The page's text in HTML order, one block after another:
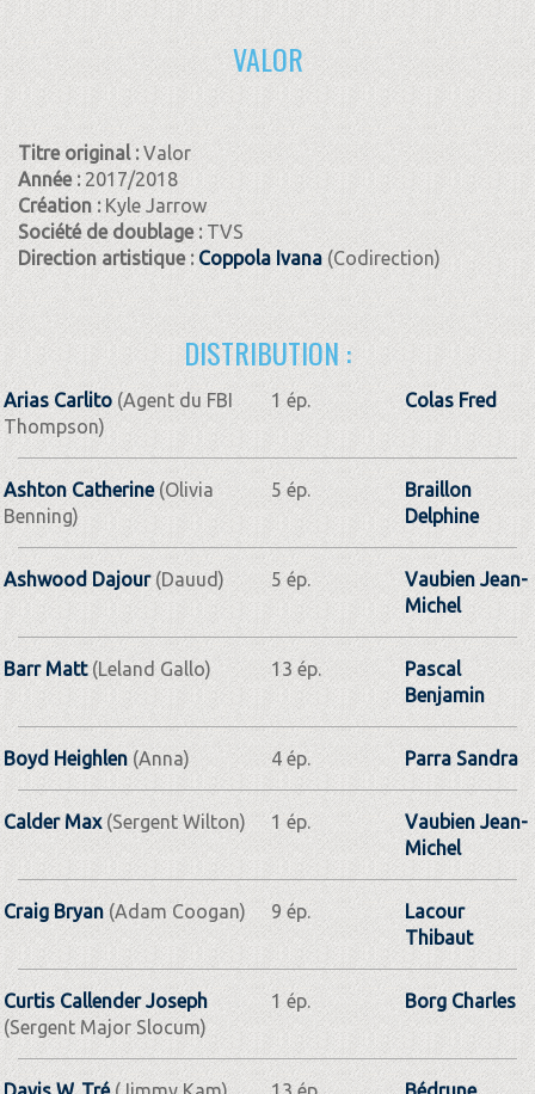
VALOR
Titre original :Valor
Année : 2017/2018
Création : Kyle Jarrow
Société de doublage :TVS
Direction artistique : Coppola Ivana(Codirection)
DISTRIBUTION :
Arias Carlito(Agent du FBI
Thompson)
1 ép. Colas Fred
Ashton Catherine(Olivia
Benning)
5 ép.
Braillon
Delphine
Ashwood Dajour(Dauud) 5 ép.
Vaubien Jean-
Michel
Barr Matt(Leland Gallo) 13 ép.
Pascal
Benjamin
Boyd Heighlen (Anna) 4 ép. Parra Sandra
Calder Max(Sergent Wilton) 1 ép.
Vaubien Jean-
Michel
Craig Bryan (Adam Coogan) 9 ép.
Lacour
Thibaut
Curtis Callender Joseph
(Sergent Major Slocum)
1 ép. Borg Charles